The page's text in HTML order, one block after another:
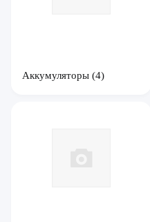
Аккумуляторы (4)